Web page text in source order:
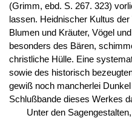
(Grimm, ebd. S. 267. 323)
lassen. Heidnischer Kultus
Blumen und Kräuter, Vögel
besonders des Bären,
christliche Hülle. Eine
sowie des historisch
gewiß noch mancherlei
Schlußbande dieses Werkes
Unter den